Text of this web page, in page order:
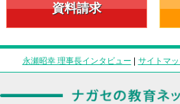
資料請求
永瀬昭幸 理事長インタビュー | サイトマ